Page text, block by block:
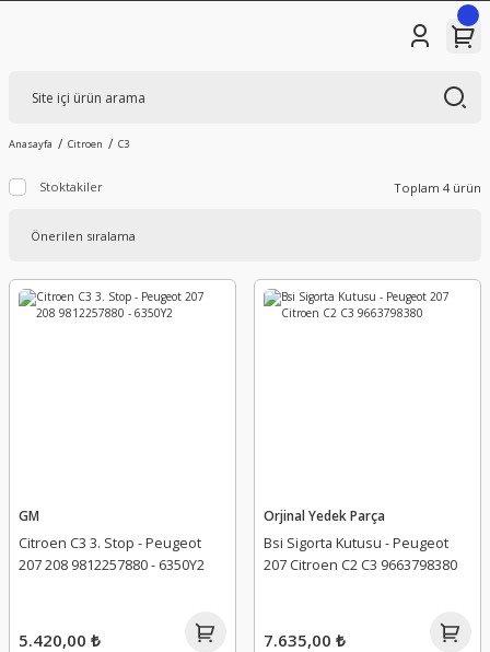
Anasayfa Citroen C3
Stoktakiler Toplam 4 ürün
GM
Citroen C3 3. Stop - Peugeot
207 208 9812257880 - 6350Y2
5.420,00 ₺
Orjinal Yedek Parça
Bsi Sigorta Kutusu - Peugeot
207 Citroen C2 C3 9663798380
7.635,00 ₺